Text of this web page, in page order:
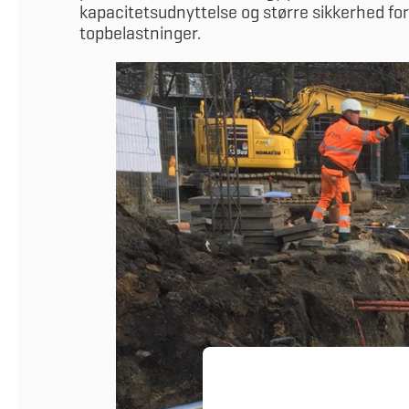
kapacitetsudnyttelse og større sikkerhed
topbelastninger.